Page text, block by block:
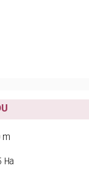
m
Ha